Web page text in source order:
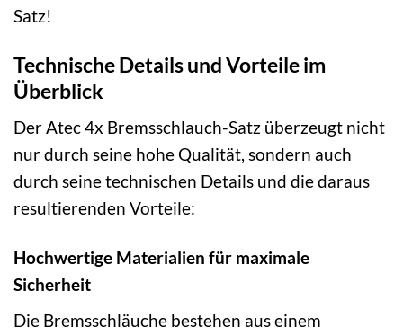
Satz!
Technische Details und Vorteile im
Überblick
Der Atec 4x Bremsschlauch-Satz überzeugt nicht
nur durch seine hohe Qualität, sondern auch
durch seine technischen Details und die daraus
resultierenden Vorteile:
Hochwertige Materialien für maximale
Sicherheit
Die Bremsschläuche bestehen aus einem